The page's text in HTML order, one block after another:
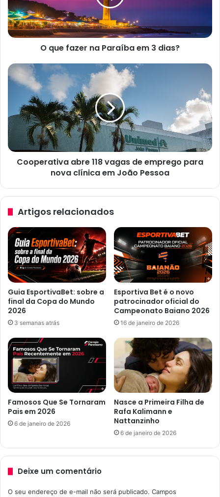
z
e
r
P
a
b
a
m
O que fazer na Paraíba em 3 dias?
C
o
r
a
i
1
a
g
s
d
e
m
p
o
p
a
r
o
l
Cooperativa abre 118 vagas de emprego para
nova clínica em João Pessoa
Artigos relacionados
Guia EsportivaBet: sobre a
final da Copa do Mundo
2026
3 semanas atrás
Esportiva Bet é o novo
patrocinador oficial do
Campeonato Baiano 2026
16 de janeiro de 2026
Famosos Que Se Tornaram
Pais em 2026
6 de janeiro de 2026
Nasce a Primeira Filha de
Rafa Kalimann e
Nattanzinho
6 de janeiro de 2026
Deixe um comentário
O seu endereço de e-mail não será publicado. Campos